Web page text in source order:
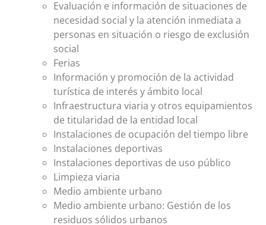
Evaluación e información de situaciones de
necesidad social y la atención inmediata a
personas en situación o riesgo de exclusión
social
Ferias
Información y promoción de la actividad
turística de interés y ámbito local
Infraestructura viaria y otros equipamientos
de titularidad de la entidad local
Instalaciones de ocupación del tiempo libre
Instalaciones deportivas
Instalaciones deportivas de uso público
Limpieza viaria
Medio ambiente urbano
Medio ambiente urbano: Gestión de los
residuos sólidos urbanos